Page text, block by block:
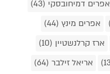
אפרים דמיחובסקי (43)
אפרים מינץ (44)
ארז קרלנשטיין (10)
אריאל זילבר (64)